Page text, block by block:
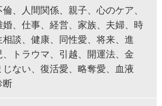
、人間関係、親子、心のケア、
婚、仕事、経営、家族、夫婦、時
相談、健康、同性愛、将来、進
、トラウマ、引越、開運法、金
じない、復活愛、略奪愛、血液
断